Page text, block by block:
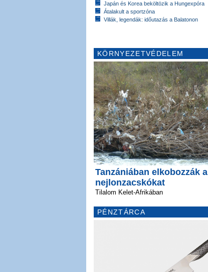
Japán és Korea beköltözik a Hungexpóra
Átalakult a sportzóna
Villák, legendák: időutazás a Balatonon
KÖRNYEZETVÉDELEM
Tanzániában elkobozzák a
nejlonzacskókat
Tilalom Kelet-Afrikában
PÉNZTÁRCA